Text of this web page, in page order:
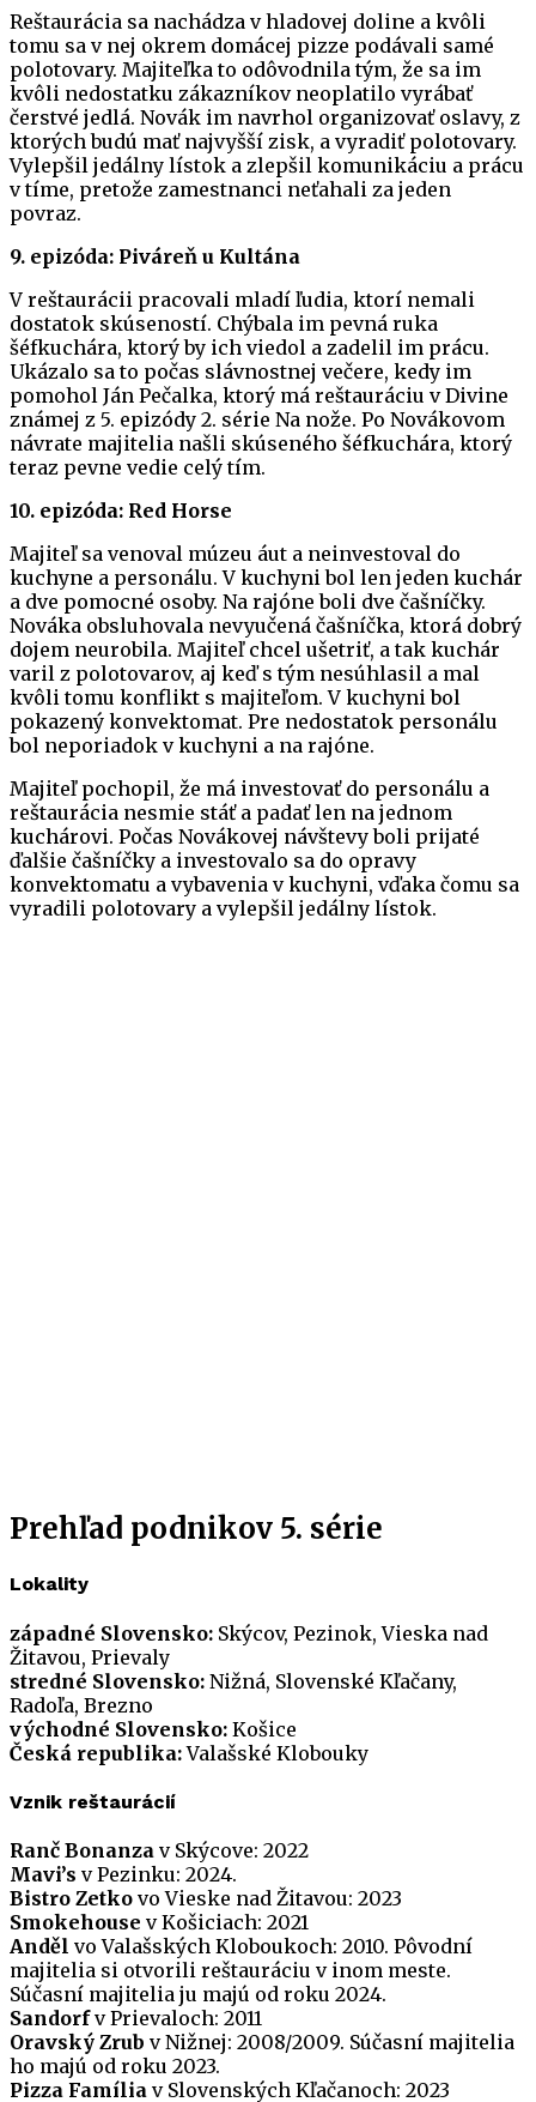
Reštaurácia sa nachádza v hladovej doline a kvôli
tomu sa v nej okrem domácej pizze podávali samé
polotovary. Majiteľka to odôvodnila tým, že sa im
kvôli nedostatku zákazníkov neoplatilo vyrábať
čerstvé jedlá. Novák im navrhol organizovať oslavy, z
ktorých budú mať najvyšší zisk, a vyradiť polotovary.
Vylepšil jedálny lístok a zlepšil komunikáciu a prácu
v tíme, pretože zamestnanci neťahali za jeden
povraz.
9. epizóda: Piváreň u Kultána
V reštaurácii pracovali mladí ľudia, ktorí nemali
dostatok skúseností. Chýbala im pevná ruka
šéfkuchára, ktorý by ich viedol a zadelil im prácu.
Ukázalo sa to počas slávnostnej večere, kedy im
pomohol Ján Pečalka, ktorý má reštauráciu v Divine
známej z 5. epizódy 2. série Na nože. Po Novákovom
návrate majitelia našli skúseného šéfkuchára, ktorý
teraz pevne vedie celý tím.
10. epizóda: Red Horse
Majiteľ sa venoval múzeu áut a neinvestoval do
kuchyne a personálu. V kuchyni bol len jeden kuchár
a dve pomocné osoby. Na rajóne boli dve čašníčky.
Nováka obsluhovala nevyučená čašníčka, ktorá dobrý
dojem neurobila. Majiteľ chcel ušetriť, a tak kuchár
varil z polotovarov, aj keď s tým nesúhlasil a mal
kvôli tomu konflikt s majiteľom. V kuchyni bol
pokazený konvektomat. Pre nedostatok personálu
bol neporiadok v kuchyni a na rajóne.
Majiteľ pochopil, že má investovať do personálu a
reštaurácia nesmie stáť a padať len na jednom
kuchárovi. Počas Novákovej návštevy boli prijaté
ďalšie čašníčky a investovalo sa do opravy
konvektomatu a vybavenia v kuchyni, vďaka čomu sa
vyradili polotovary a vylepšil jedálny lístok.
Prehľad podnikov 5. série
Lokality
západné Slovensko: Skýcov, Pezinok, Vieska nad
Žitavou, Prievaly
stredné Slovensko: Nižná, Slovenské Kľačany,
Radoľa, Brezno
východné Slovensko: Košice
Česká republika:Valašské Klobouky
Vznik reštaurácií
Ranč Bonanza v Skýcove: 2022
Mavi’s v Pezinku: 2024.
Bistro Zetko vo Vieske nad Žitavou: 2023
Smokehouse v Košiciach: 2021
Anděl vo Valašských Kloboukoch: 2010. Pôvodní
majitelia si otvorili reštauráciu v inom meste.
Súčasní majitelia ju majú od roku 2024.
Sandorfv Prievaloch: 2011
Oravský Zrub v Nižnej: 2008/2009. Súčasní majitelia
ho majú od roku 2023.
Pizza Família v Slovenských Kľačanoch: 2023